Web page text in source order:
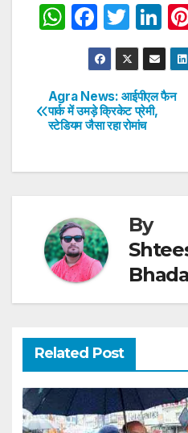
W
s
A
p
F
a
c
e
b
o
T
w
itt
er
Li
n
k
e
Post
navigation
Agra News: आईपीएल फैन
पार्क में उमड़े क्रिकेट प्रेमी,
स्टेडियम जैसा रहा रोमांच
By
Related Post